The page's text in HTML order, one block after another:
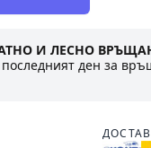
И ЛЕСНО
ден за